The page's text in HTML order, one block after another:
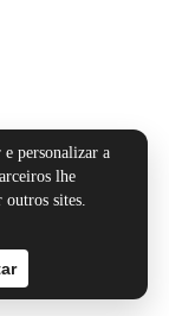
e personalizar a
lhe
outros sites.